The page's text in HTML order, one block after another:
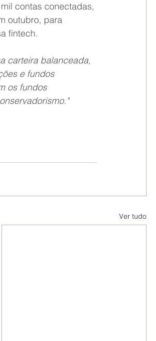
contas conectadas,
outubro, para
fintech.
carteira balanceada,
e fundos
os fundos
Ver tudo